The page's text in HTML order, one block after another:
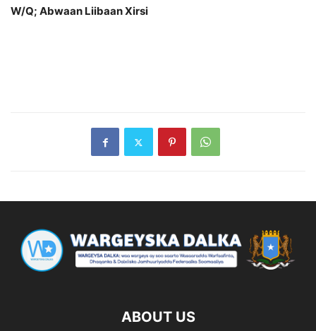
W/Q; Abwaan Liibaan Xirsi
ABOUT US